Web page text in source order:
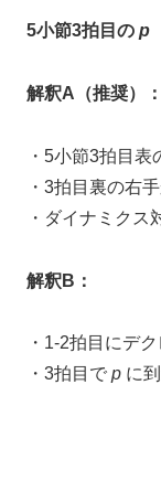
5小節3拍目の p
解釈A（推奨）：
・5小節3拍目表
・3拍目裏の右
・ダイナミクス
解釈B：
・1-2拍目にデ
・3拍目で p に